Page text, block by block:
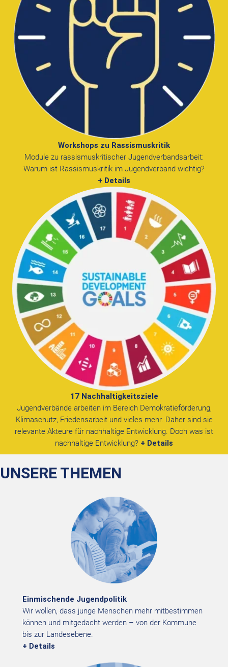
Workshops zu Rassismuskritik
Module zu rassismuskritischer Jugendverbandsarbeit:
Warum ist Rassismuskritik im Jugendverband wichtig?
+ Details
17 Nachhaltigkeitsziele
Jugendverbände arbeiten im Bereich Demokratieförderung,
Klimaschutz, Friedensarbeit und vieles mehr. Daher sind sie
relevante Akteure für nachhaltige Entwicklung. Doch was ist
nachhaltige Entwicklung? + Details
UNSERE THEMEN
Einmischende Jugendpolitik
Wir wollen, dass junge Menschen mehr mitbestimmen
können und mitgedacht werden – von der Kommune
bis zur Landesebene.
+ Details